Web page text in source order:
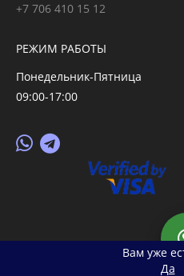
Вам уже
Да
+7 706 410 15 12
РЕЖИМ РАБОТЫ
Понедельник-Пятница
09:00-17:00
© 2026 primegoods.kz